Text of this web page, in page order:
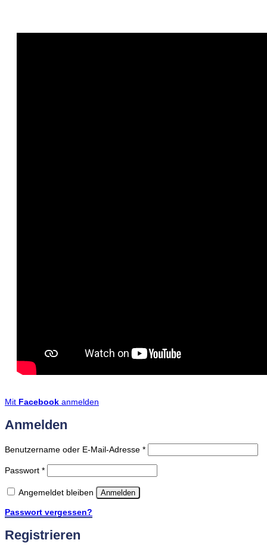
Mit Facebook anmelden
Anmelden
Benutzername oder E-Mail-Adresse *Erforderlich
Passwort *Erforderlich
Angemeldet bleiben Anmelden
Passwort vergessen?
Registrieren